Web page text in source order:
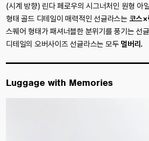
(시계 방향) 린다 페로우의 시그너처인 원형 아
형태 골드 디테일이 매력적인 선글라스는 코스×
스퀘어 형태가 패셔너블한 분위기를 풍기는 선
디테일의 오버사이즈 선글라스는 모두 멀버리.
Luggage with Memories